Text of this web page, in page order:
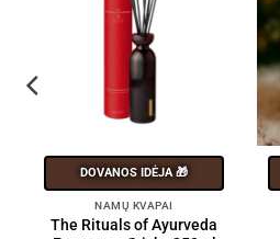
DOVANOS IDĖJA 🎁
NAMŲ KVAPAI
The Rituals of Ayurveda